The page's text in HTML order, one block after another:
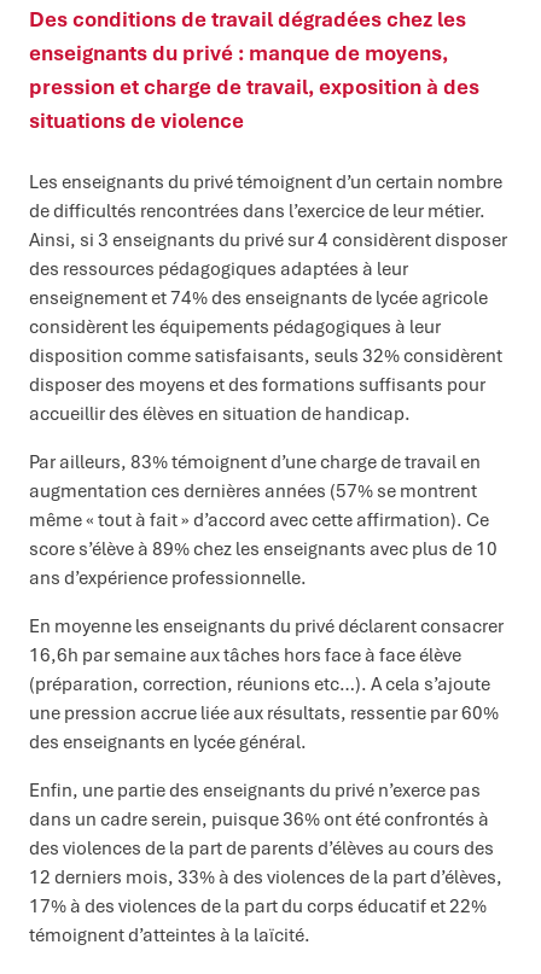
Des conditions de travail dégradées chez les
enseignants du privé : manque de moyens,
pression et charge de travail, exposition à des
situations de violence
Les enseignants du privé témoignent d’un certain nombre
de difficultés rencontrées dans l’exercice de leur métier.
Ainsi, si 3 enseignants du privé sur 4 considèrent disposer
des ressources pédagogiques adaptées à leur
enseignement et 74% des enseignants de lycée agricole
considèrent les équipements pédagogiques à leur
disposition comme satisfaisants, seuls 32% considèrent
disposer des moyens et des formations suffisants pour
accueillir des élèves en situation de handicap.
Par ailleurs, 83% témoignent d’une charge de travail en
augmentation ces dernières années (57% se montrent
même « tout à fait » d’accord avec cette affirmation). Ce
score s’élève à 89% chez les enseignants avec plus de 10
ans d’expérience professionnelle.
En moyenne les enseignants du privé déclarent consacrer
16,6h par semaine aux tâches hors face à face élève
(préparation, correction, réunions etc…). A cela s’ajoute
une pression accrue liée aux résultats, ressentie par 60%
des enseignants en lycée général.
Enfin, une partie des enseignants du privé n’exerce pas
dans un cadre serein, puisque 36% ont été confrontés à
des violences de la part de parents d’élèves au cours des
12 derniers mois, 33% à des violences de la part d’élèves,
17% à des violences de la part du corps éducatif et 22%
témoignent d’atteintes à la laïcité.